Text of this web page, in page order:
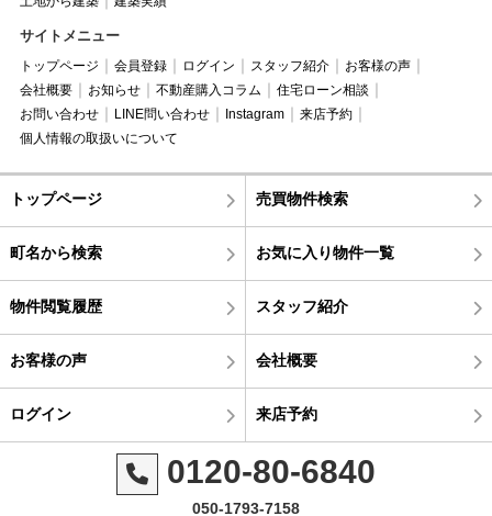
サイトメニュー
トップページ 会員登録 ログイン スタッフ紹介
お客様の声
会社概要
お知らせ 不動産購入コラム
住宅ローン相談
お問い合わせ
LINE問い合わせ Instagram
来店予約
個人情報の取扱いについて
トップページ 売買物件検索
町名から検索 お気に入り物件一覧
物件閲覧履歴 スタッフ紹介
お客様の声 会社概要
ログイン 来店予約
0120-80-6840
050-1793-7158